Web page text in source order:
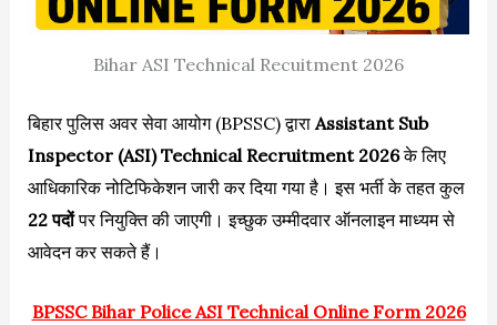
Bihar ASI Technical Recuitment 2026
बिहार पुलिस अवर सेवा आयोग (BPSSC) द्वारा Assistant Sub
Inspector (ASI) Technical Recruitment 2026के लिए
आधिकारिक नोटिफिकेशन जारी कर दिया गया है। इस भर्ती के तहत कुल
22 पदोंपर नियुक्ति की जाएगी। इच्छुक उम्मीदवार ऑनलाइन माध्यम से
आवेदन कर सकते हैं।
BPSSC Bihar Police ASI Technical Online Form 2026